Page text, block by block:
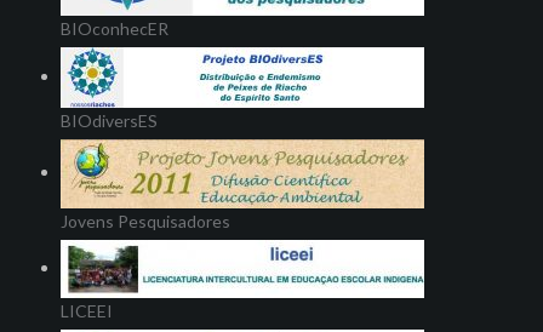
BIOconhecER
BIOdiversES
Jovens Pesquisadores
LICEEI